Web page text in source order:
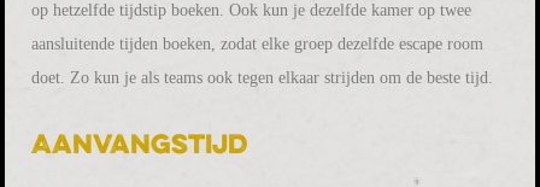
op hetzelfde tijdstip boeken. Ook kun je dezelfde kamer op twee
aansluitende tijden boeken, zodat elke groep dezelfde escape room
doet. Zo kun je als teams ook tegen elkaar strijden om de beste tijd.
Aanvangstijd